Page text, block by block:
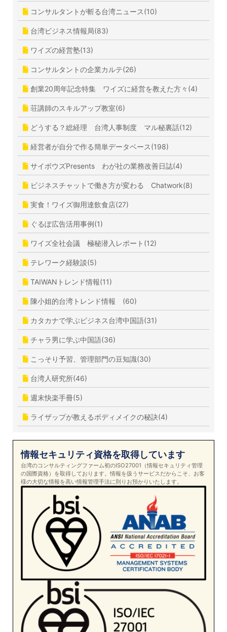
コンサルタントが斬る台湾ニュース(10)
台湾ビジネス情報局(83)
ワイズの経営塾(13)
コンサルタントの企業カルテ(26)
創業20周年記念特集 ワイズに経営を教えた方々(4)
荘講師のスキルアップ教室(6)
どうする？総経理 台湾人事制度 マル秘裏話(12)
経営者が自分で作る簡単データベース(198)
サイボウズPresents わが社の業務改善日誌(4)
ビジネスチャットで働き方が変わる Chatwork(8)
実食！ワイズ御用達飲食店(27)
ぐるぽ広告活用事例(1)
ワイズ全社会議 極秘潜入レポート(12)
テレワーク経験談(5)
TAIWANトレンド情報(11)
陳小姐的台湾トレンド情報 (60)
カタカナで学ぶビジネス台湾中国語(31)
チャラ男に学ぶ中国語(36)
こっそり予習、管理部門の豆知識(30)
台湾人研究所(46)
週末快楽手冊(5)
ライザップが教えるボディメイクの秘訣(4)
情報セキュリティ資格を取得しています
台湾のコンサルティングファーム初のISO27001（情報セキュリティ管理
の国際資格）を取得しております。情報を扱うサービスだからこそ、お客
様の大切な情報を高い情報管理手法に則りお預かりいたします。